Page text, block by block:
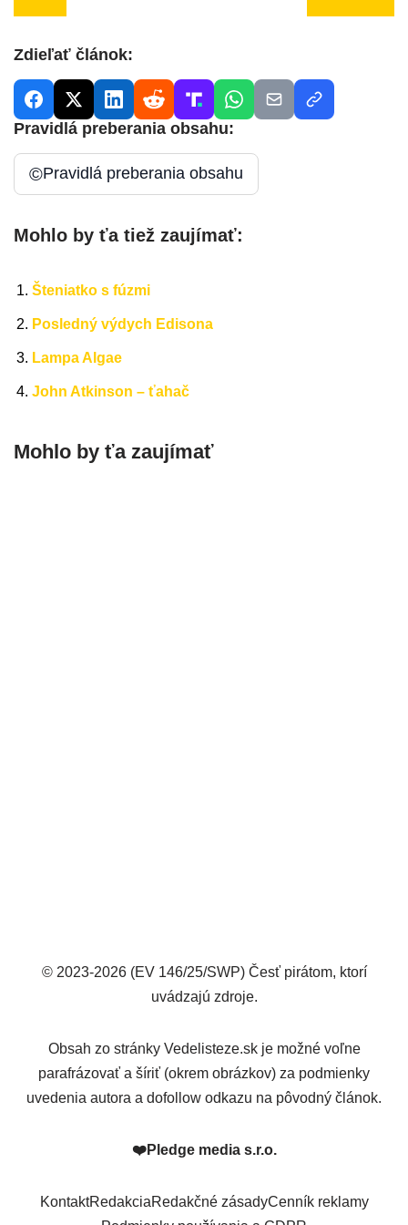
Zdieľať článok:
Pravidlá preberania obsahu:
©Pravidlá preberania obsahu
Mohlo by ťa tiež zaujímať:
Šteniatko s fúzmi
Posledný výdych Edisona
Lampa Algae
John Atkinson – ťahač
Mohlo by ťa zaujímať
© 2023-2026 (EV 146/25/SWP) Česť pirátom, ktorí
uvádzajú zdroje.
Obsah zo stránky Vedelisteze.sk je možné voľne
parafrázovať a šíriť (okrem obrázkov) za podmienky
uvedenia autora a dofollow odkazu na pôvodný článok.
❤️Pledge media s.r.o.
KontaktRedakciaRedakčné zásadyCenník reklamy